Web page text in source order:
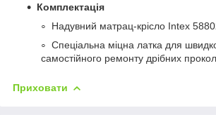
Комплектація
Надувний матрац-крісло Intex
Спеціальна міцна латка для
самостійного ремонту дрібних
Приховати